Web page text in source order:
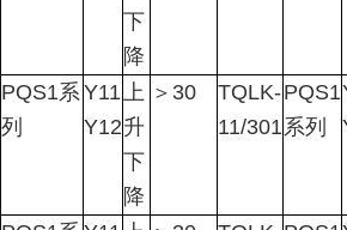
下
降
PQS1系
列
Y11
Y12
上
升
下
降
＞ 30
TQLK-
11/301
PQS1
系列